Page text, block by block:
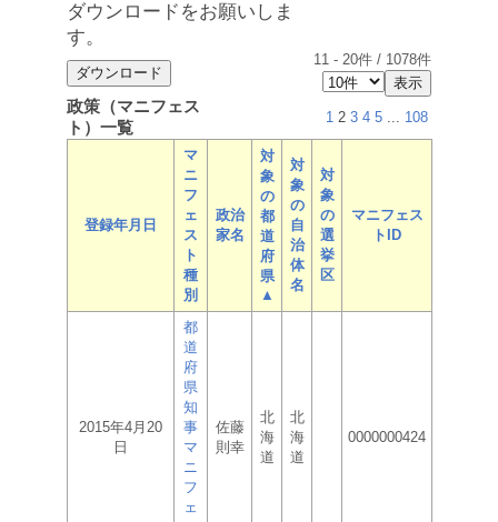
ダウンロードをお願いしま
す。
11 - 20件 / 1078件
政策（マニフェス
ト）一覧
1 2 3 4 5 ... 108
登録年月日
マ
ニ
フ
ェ
ス
ト
種
別
政治
家名
対
象
の
都
道
府
県
▲
対
象
の
自
治
体
名
対
象
の
選
挙
区
マニフェス
トID
2015年4月20
日
都
道
府
県
知
事
マ
ニ
フ
ェ
佐藤
則幸
北
海
道
北
海
道
0000000424